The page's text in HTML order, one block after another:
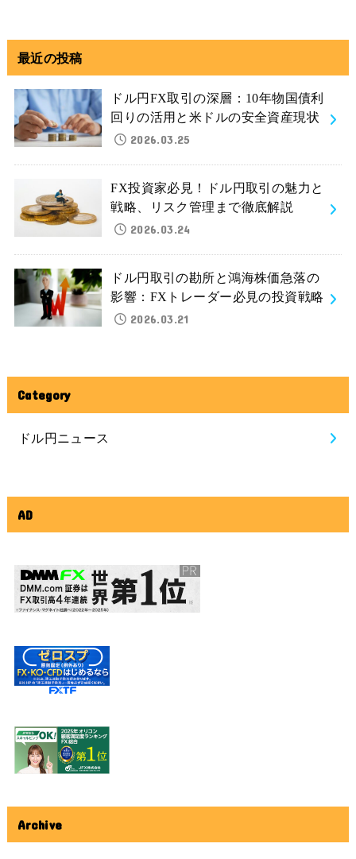
最近の投稿
ドル円FX取引の深層：10年物国債利
回りの活用と米ドルの安全資産現状
2026.03.25
FX投資家必見！ドル円取引の魅力と
戦略、リスク管理まで徹底解説
2026.03.24
ドル円取引の勘所と鴻海株価急落の
影響：FXトレーダー必見の投資戦略
2026.03.21
Category
ドル円ニュース
AD
Archive